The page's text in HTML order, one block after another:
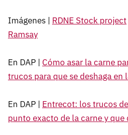
Imágenes | RDNE Stock project
Ramsay
En DAP | Cómo asar la carne
trucos para que se deshaga en
En DAP | Entrecot: los trucos
punto exacto de la carne y